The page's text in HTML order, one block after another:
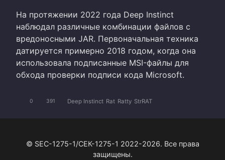
На протяжении 2022 года Deep Instinct
наблюдал различные комбинации файлов с
вредоносными JAR. Первоначальная техника
датируется примерно 2018 годом, когда она
использовала подписанные MSI-файлы для
обхода проверки подписи кода Microsoft.
0 391 Deep Instinct Rat Ratty StrRAT
© SEC-1275-1/СЕК-1275-1 2022-2026. Все права
защищены.